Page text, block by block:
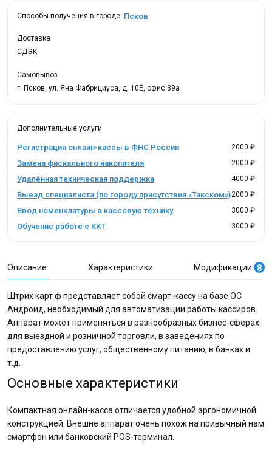
Способы получения в городе: Псков
Доставка
СДЭК
Самовывоз
г. Псков, ул. Яна Фабрициуса, д. 10Е, офис 39а
Дополнительные услуги
Регистрация онлайн-кассы в ФНС России 2000 ₽
Замена фискального накопителя 2000 ₽
Удалённая техническая поддержка 4000 ₽
Выезд специалиста (по городу присутствия «Такском»)2000 ₽
Ввод номенклатуры в кассовую технику 3000 ₽
Обучение работе с ККТ 3000 ₽
Описание Характеристики Модификации 8
Штрих карт ф представляет собой смарт-кассу на базе ОС
Андроид, необходимый для автоматизации работы кассиров.
Аппарат может применяться в разнообразных бизнес-сферах:
для выездной и розничной торговли, в заведениях по
предоставлению услуг, общественному питанию, в банках и
т.д.
Основные характеристики
Компактная онлайн-касса отличается удобной эргономичной
конструкцией. Внешне аппарат очень похож на привычный нам
смартфон или банковский POS-терминал.